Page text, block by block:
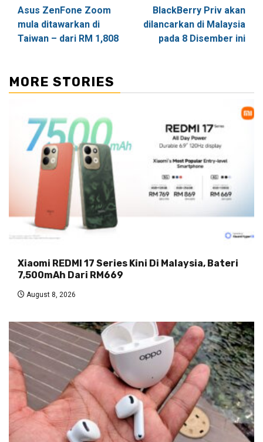
navigation
Asus ZenFone Zoom
mula ditawarkan di
Taiwan – dari RM 1,808
BlackBerry Priv akan
dilancarkan di Malaysia
pada 8 Disember ini
MORE STORIES
Xiaomi REDMI 17 Series Kini Di Malaysia, Bateri
7,500mAh Dari RM669
August 8, 2026